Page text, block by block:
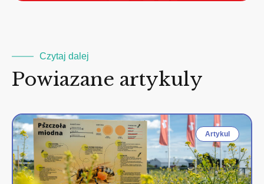
2
Czytaj dalej
Powiazane artykuly
Artykul